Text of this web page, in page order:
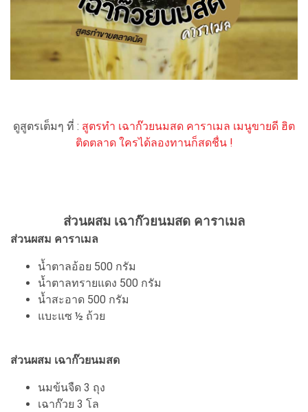
ดูสูตรเต็มๆ ที่ : สูตรทำ เฉาก๊วยนมสด คาราเมล เมนูขายดี ฮิต
ติดตลาด ใครได้ลองทานก็สดชื่น !
ส่วนผสม เฉาก๊วยนมสด คาราเมล
ส่วนผสม คาราเมล
น้ำตาลอ้อย 500 กรัม
น้ำตาลทรายแดง 500 กรัม
น้ำสะอาด 500 กรัม
แบะแซ ½ ถ้วย
ส่วนผสม เฉาก๊วยนมสด
นมข้นจืด 3 ถุง
เฉาก๊วย 3 โล